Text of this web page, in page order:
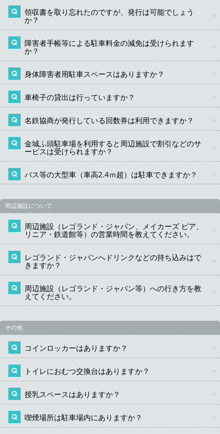
駐車整理券を紛失された場合には、お手数ですが3階イン
フォメーションまでお越しください。入場時間を確認の
上、再発行させていただきます。
領収書を取り忘れたのですが、発行は可能でしょう
か？
8時〜20時30分は3階インフォメーションまでお越しくだ
さい。駐車状況を確認させて頂いたうえで、発行手続き
を行います。20時30分〜22時は1階東側管理室で対応し
ますので、1階東管理室までお越しください。22時から翌
8時までは、出口ゲートインターホンをご利用ください。
障害者手帳等による駐車料金の減免は受けられます
か？
身体障害者手帳や愛護手帳など所定の手帳類をお持ちの
方がお乗りの場合には、駐車料金を全額減免いたしま
す。ご希望の方は必ず精算前に手続きにお越しくださ
い。8時〜20時30分は3階インフォメーションまで、20時
から翌8時までは、出口ゲートインターホンをご利用くだ
さい。詳しくはこちら。
身体障害者用駐車スペースはありますか？
各階に配置しております。場内の案内に従ってお進みく
ださい。ただし、駐車場に多客が予想される場合には、
障害者用スペースに駐車いただけない場合がございま
す。
車椅子の貸出は行っていますか？
申し訳ありませんが行っておりません。
名鉄協商が発行している回数券は利用できますか？
名鉄協商発行の回数券は利用できません。金城ふ頭駐車
場及びポートメッセなごや共通駐車回数券のみご利用い
ただけます。
金城ふ頭駐車場を利用すると周辺施設で割引などのサ
ービスは受けられますか？
駐車場の利用による周辺施設の割引サービスは提供して
おりません。
バス等の大型車（車高2.4ｍ超）は駐車できますか？
当駐車場はご利用いただけません。収容サイズにつきま
しては、「金城ふ頭駐車場について」内の「
近隣の大型車駐車場については下記をご参照ください。
タイムズ金城ふ頭大型車駐車場について： 詳しくはこち
ら
周辺施設について
周辺施設（レゴランド・ジャパン、メイカーズ ピア、
リニア・鉄道館等）の営業時間を教えてください。
各施設の営業時間につきましては、それぞれの施設にお
問い合わせください。近隣施設のご案内は
レゴランド・ジャパンへドリンクなどの持ち込みはで
きますか？
飲食物のお持込みにつきましては各施設へお問い合わせ
ください。近隣施設のご案内は
周辺施設（レゴランド・ジャパン等）への行き方を教
えてください。
入庫後、歩行者用通路を通り3階接続デッキから周辺施設
その他
コインロッカーはありますか？
申し訳ありませんが用意しておりません。
トイレにおむつ交換台はありますか？
各階の多目的トイレ及び授乳室におむつ交換台を用意し
ております。
授乳スペースはありますか？
3階に授乳室がございます。どうぞご利用ください。（ご
利用時間/8時〜20時30分まで）
喫煙場所は駐車場内にありますか？